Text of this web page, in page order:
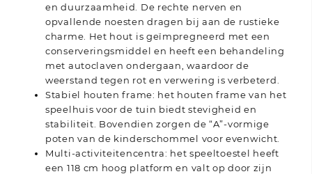
en duurzaamheid. De rechte nerven en
opvallende noesten dragen bij aan de rustieke
charme. Het hout is geïmpregneerd met een
conserveringsmiddel en heeft een behandeling
met autoclaven ondergaan, waardoor de
weerstand tegen rot en verwering is verbeterd.
Stabiel houten frame: het houten frame van het
speelhuis voor de tuin biedt stevigheid en
stabiliteit. Bovendien zorgen de “A”-vormige
poten van de kinderschommel voor evenwicht.
Multi-activiteitencentra: het speeltoestel heeft
een 118 cm hoog platform en valt op door zijn